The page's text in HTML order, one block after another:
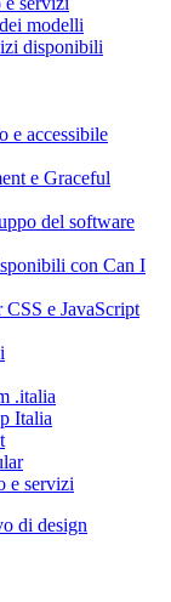
modelli
disponibili
e accessibile
e Graceful
del software
con Can I
CSS e JavaScript
.italia
Italia
e servizi
di design